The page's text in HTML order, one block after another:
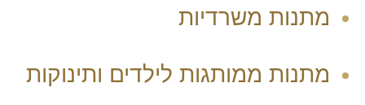
מתנות משרדיות
מתנות ממותגות לילדים ותינוקות